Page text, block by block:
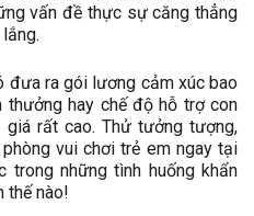
vấn đề thực sự căng thẳng
đưa ra gói lương cảm xúc bao
hay chế độ hỗ trợ con
rất cao. Thử tưởng tượng,
vui chơi trẻ em ngay tại
những tình huống khẩn
thế nào!